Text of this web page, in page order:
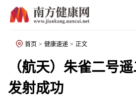
首页 > 健康速递 > 正文
（航天）朱雀二号
发射成功